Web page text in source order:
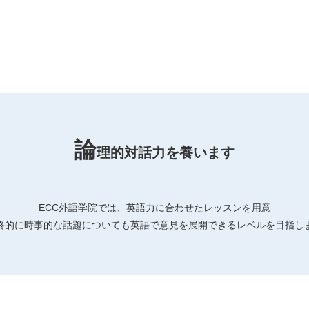
論理的対話力を養います
ECC外語学院では、 英語力に合わせたレッスンを用意
的に時事的な話題についても英語で意見を展開できるレベルを目指し